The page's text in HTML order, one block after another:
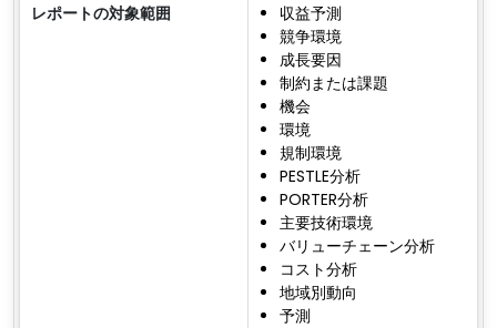
レポートの対象範囲
収益予測
競争環境
成長要因
制約または課題
機会
環境
規制環境
PESTLE分析
PORTER分析
主要技術環境
バリューチェーン分析
コスト分析
地域別動向
予測